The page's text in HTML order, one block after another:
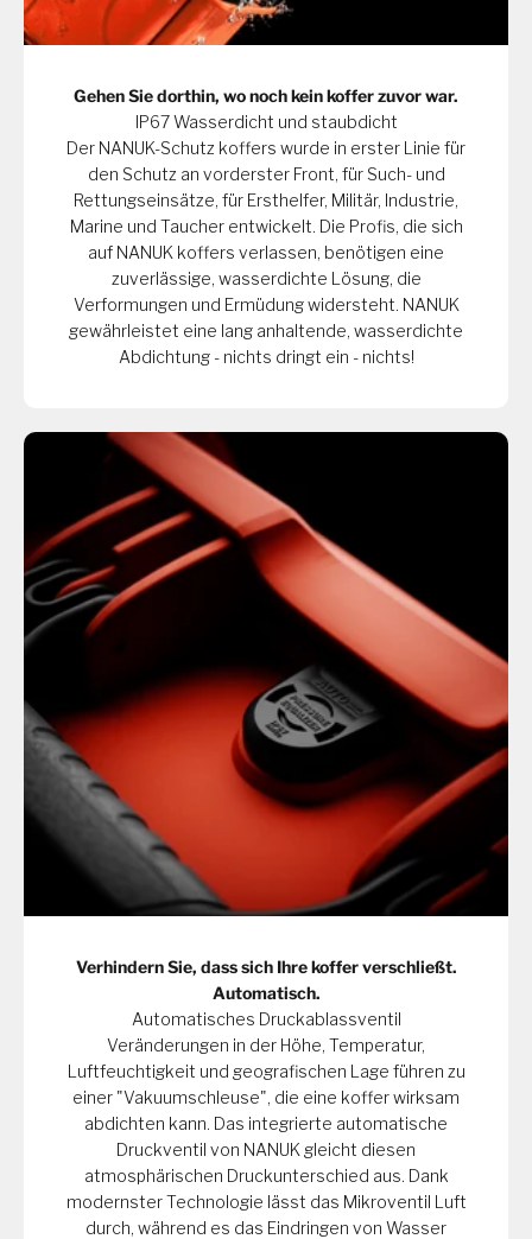
Gehen Sie dorthin, wo noch kein koffer zuvor war.
IP67 Wasserdicht und staubdicht
Der NANUK-Schutz koffers wurde in erster Linie für
den Schutz an vorderster Front, für Such- und
Rettungseinsätze, für Ersthelfer, Militär, Industrie,
Marine und Taucher entwickelt. Die Profis, die sich
auf NANUK koffers verlassen, benötigen eine
zuverlässige, wasserdichte Lösung, die
Verformungen und Ermüdung widersteht. NANUK
gewährleistet eine lang anhaltende, wasserdichte
Abdichtung - nichts dringt ein - nichts!
Verhindern Sie, dass sich Ihre koffer verschließt.
Automatisch.
Automatisches Druckablassventil
Veränderungen in der Höhe, Temperatur,
Luftfeuchtigkeit und geografischen Lage führen zu
einer "Vakuumschleuse", die eine koffer wirksam
abdichten kann. Das integrierte automatische
Druckventil von NANUK gleicht diesen
atmosphärischen Druckunterschied aus. Dank
modernster Technologie lässt das Mikroventil Luft
durch, während es das Eindringen von Wasser